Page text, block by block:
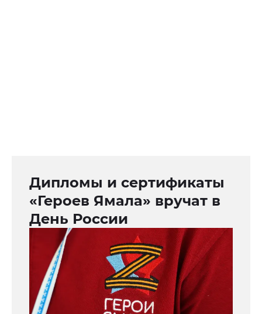
Дипломы и сертификаты
«Героев Ямала» вручат в
День России